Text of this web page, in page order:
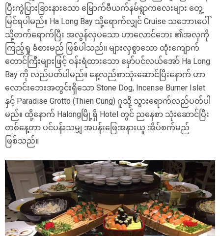
ပြီးကွဲပြားခြားနားသော မြောက်ဗီယက်နမ်ရွာကလေးများ တွေ့
မြင်ရပါမည်။ Ha Long Bay သို့ရောက်လျှင် Cruise သဘောၤပေါ်
သို့တက်ရောက်ပြီး အလွန်လှပသော ဟာလောင်ဘေး ၏အလှကို
ကြည့်ရှု ခံစားမည် ဖြစ်ပါသည်။ များလှစွာသော ထုံးကျောက်
တောင်ကြီးများဖြင့် ဝန်းရံထားသော မှော်ပင်လယ်အော် Ha Long
Bay ကို လည်ပတ်ပါမည်။ နေ့လည်စာသုံးဆောင်ပြီးနောက် ဟာ
လောင်းဘေးအတွင်းရှိသော Stone Dog, Incense Burner Islet
နှင့် Paradise Grotto (Thien Cung) ဂူသို့ သွားရောက်လည်ပတ်ပါ
မည်။ ထို့နောက် Halongမြို့ရှိ Hotel တွင် ညနေစာ သုံးဆောင်ပြီး
တစ်နေ့တာ ပင်ပန်းသမျှ အပန်းဖြေအနားယူ အိပ်စက်မည်
ဖြစ်သည်။